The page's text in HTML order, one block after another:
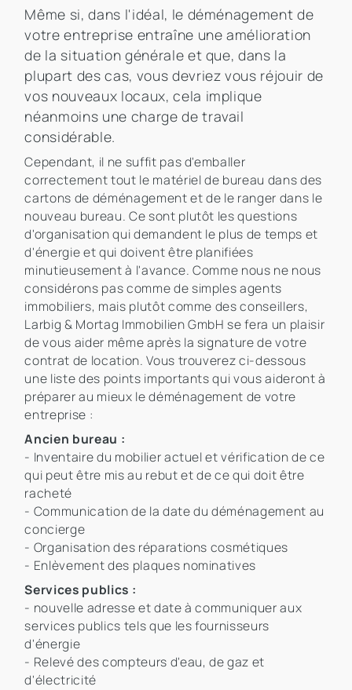
Même si, dans l'idéal, le déménagement de
votre entreprise entraîne une amélioration
de la situation générale et que, dans la
plupart des cas, vous devriez vous réjouir de
vos nouveaux locaux, cela implique
néanmoins une charge de travail
considérable.
Cependant, il ne suffit pas d'emballer
correctement tout le matériel de bureau dans des
cartons de déménagement et de le ranger dans le
nouveau bureau. Ce sont plutôt les questions
d'organisation qui demandent le plus de temps et
d'énergie et qui doivent être planifiées
minutieusement à l'avance. Comme nous ne nous
considérons pas comme de simples agents
immobiliers, mais plutôt comme des conseillers,
Larbig & Mortag Immobilien GmbH se fera un plaisir
de vous aider même après la signature de votre
contrat de location. Vous trouverez ci-dessous
une liste des points importants qui vous aideront à
préparer au mieux le déménagement de votre
entreprise :
Ancien bureau :
- Inventaire du mobilier actuel et vérification de ce
qui peut être mis au rebut et de ce qui doit être
racheté
- Communication de la date du déménagement au
concierge
- Organisation des réparations cosmétiques
- Enlèvement des plaques nominatives
Services publics :
- nouvelle adresse et date à communiquer aux
services publics tels que les fournisseurs
d'énergie
- Relevé des compteurs d'eau, de gaz et
d'électricité